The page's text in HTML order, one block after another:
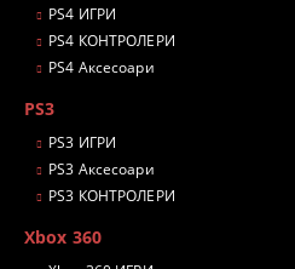
PS4 ИГРИ
PS4 КОНТРОЛЕРИ
PS4 Аксесоари
PS3
PS3 ИГРИ
PS3 Аксесоари
PS3 КОНТРОЛЕРИ
Xbox 360